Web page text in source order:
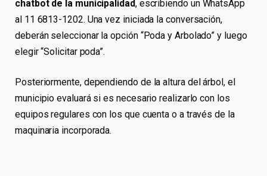
chatbot de la municipalidad, escribiendo un WhatsApp
al 11 6813-1202. Una vez iniciada la conversación,
deberán seleccionar la opción “Poda y Arbolado” y luego
elegir “Solicitar poda”.
Posteriormente, dependiendo de la altura del árbol, el
municipio evaluará si es necesario realizarlo con los
equipos regulares con los que cuenta o a través de la
maquinaria incorporada.